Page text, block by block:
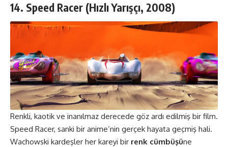
14. Speed Racer (Hızlı Yarışçı, 2008)
Renkli, kaotik ve inanılmaz derecede göz ardı edilmiş bir film.
Speed Racer, sanki bir anime’nin gerçek hayata geçmiş hali.
Wachowski kardeşler her kareyi bir renk cümbüşüne